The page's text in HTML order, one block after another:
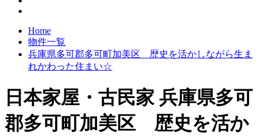
Home
物件一覧
兵庫県多可郡多可町加美区 歴史を活かしながら生ま
れかわった住まい☆
日本家屋・古民家兵庫県多可
郡多可町加美区 歴史を活か